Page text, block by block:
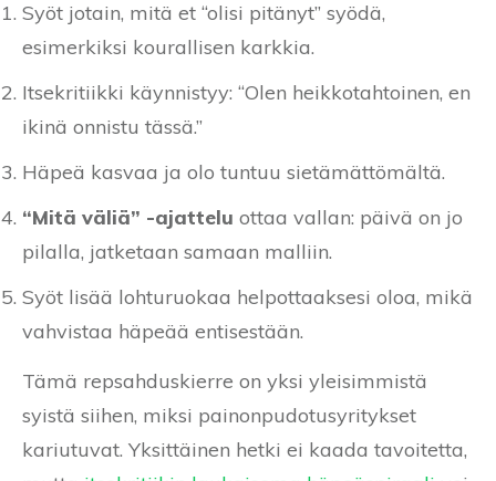
Syöt jotain, mitä et “olisi pitänyt” syödä,
esimerkiksi kourallisen karkkia.
Itsekritiikki käynnistyy: “Olen heikkotahtoinen, en
ikinä onnistu tässä.”
Häpeä kasvaa ja olo tuntuu sietämättömältä.
“Mitä väliä” -ajattelu ottaa vallan: päivä on jo
pilalla, jatketaan samaan malliin.
Syöt lisää lohturuokaa helpottaaksesi oloa, mikä
vahvistaa häpeää entisestään.
Tämä repsahduskierre on yksi yleisimmistä
syistä siihen, miksi painonpudotusyritykset
kariutuvat. Yksittäinen hetki ei kaada tavoitetta,